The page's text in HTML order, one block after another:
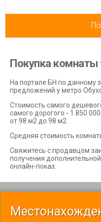
Покупка комнаты
На портале БН по данному
предложений у метро
Стоимость самого
самого дорогого - 1 850
от 98 м2 до 98 м2.
Средняя стоимость
Свяжитесь с продавцом
получения
онлайн-показ.